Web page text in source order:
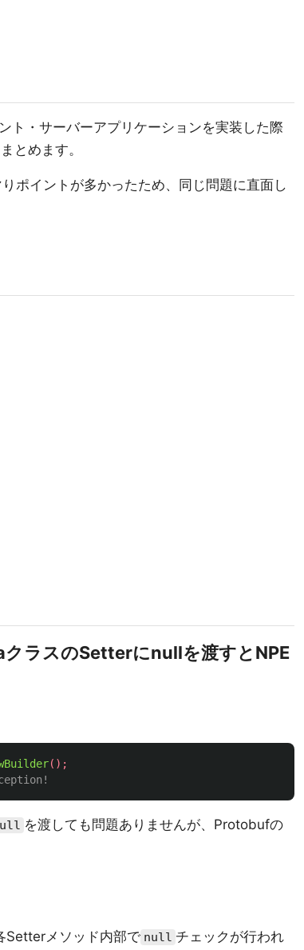
ト・サーバーアプリケーションを実装した際
とめます。
ポイントが多かったため、同じ問題に直面し
ラスのSetterにnullを渡すとNPE
();
を渡しても問題ありませんが、Protobufの
Setterメソッド内部で null チェックが行われ